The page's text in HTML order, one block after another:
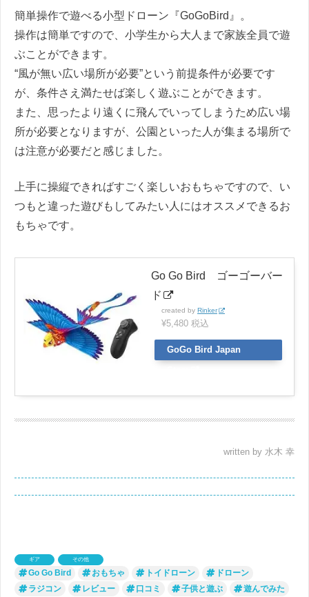
簡単操作で遊べる小型ドローン『GoGoBird』。
操作は簡単ですので、小学生から大人まで家族全員で遊
ぶことができます。
“風が無い広い場所が必要”という前提条件が必要です
が、条件さえ満たせば楽しく遊ぶことができます。
また、思ったより遠くに飛んでいってしまうため広い場
所が必要となりますが、公園といった人が集まる場所で
は注意が必要だと感じました。
上手に操縦できればすごく楽しいおもちゃですので、い
つもと違った遊びもしてみたい人にはオススメできるお
もちゃです。
Go Go Bird ゴーゴーバー
ド
created by Rinker
¥5,480 税込
GoGo Bird Japan
written by 水木 幸
ギア その他
Go Go Bird おもちゃ トイドローン
ドローン
ラジコン
レビュー 口コミ 子供と遊ぶ 遊んでみた